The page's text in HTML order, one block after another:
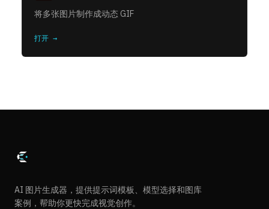
将多张图片制作成动态 GIF
打开 →
AI 图片生成器，提供提示词模板、模型选择和图库
案例，帮助你更快完成视觉创作。